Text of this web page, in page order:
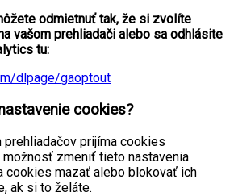
odmietnuť tak, že si zvolíte
vašom prehliadači alebo sa odhlásite
tu:
dlpage/gaoptout
cookies?
prehliadačov prijíma cookies
možnosť zmeniť tieto nastavenia
cookies mazať alebo blokovať ich
ak si to želáte.